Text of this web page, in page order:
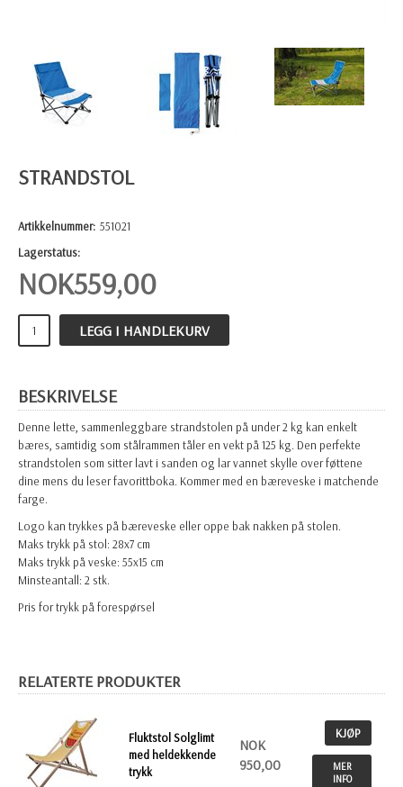
STRANDSTOL
Artikkelnummer: 551021
Lagerstatus:
NOK559,00
LEGG I HANDLEKURV
BESKRIVELSE
Denne lette, sammenleggbare strandstolen på under 2 kg kan enkelt
bæres, samtidig som stålrammen tåler en vekt på 125 kg. Den perfekte
strandstolen som sitter lavt i sanden og lar vannet skylle over føttene
dine mens du leser favorittboka. Kommer med en bæreveske i matchende
farge.
Logo kan trykkes på bæreveske eller oppe bak nakken på stolen.
Maks trykk på stol: 28x7 cm
Maks trykk på veske: 55x15 cm
Minsteantall: 2 stk.
Pris for trykk på forespørsel
RELATERTE PRODUKTER
Fluktstol Solglimt
med heldekkende
trykk
NOK
950,00
KJØP
MER
INFO